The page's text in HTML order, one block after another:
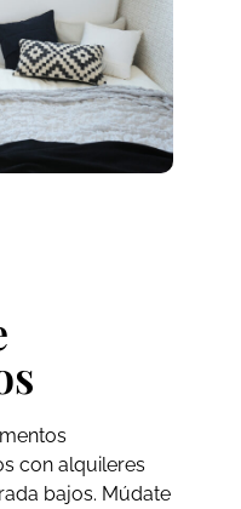
con alquileres
bajos. Múdate